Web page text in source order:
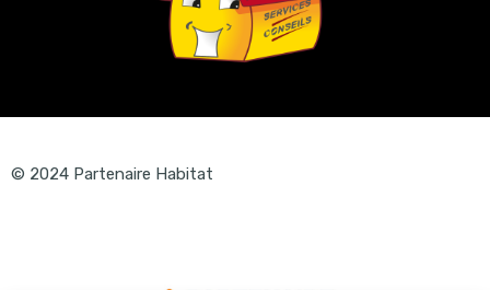
© 2024 Partenaire Habitat